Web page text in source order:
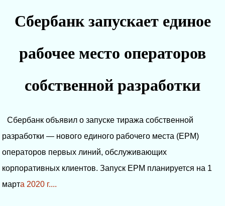
Сбербанк запускает единое
рабочее место операторов
собственной разработки
Сбербанк объявил о запуске тиража собственной
разработки — нового единого рабочего места (ЕРМ)
операторов первых линий, обслуживающих
корпоративных клиентов. Запуск ЕРМ планируется на 1
марта 2020 г....